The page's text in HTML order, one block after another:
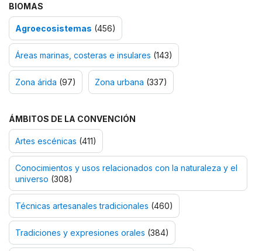
BIOMAS
Agroecosistemas (456)
Áreas marinas, costeras e insulares (143)
Zona árida (97) Zona urbana (337)
ÁMBITOS DE LA CONVENCIÓN
Artes escénicas (411)
Conocimientos y usos relacionados con la naturaleza y el
universo (308)
Técnicas artesanales tradicionales (460)
Tradiciones y expresiones orales (384)